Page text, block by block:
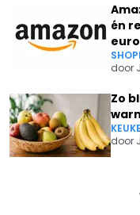
én
euro
door
Zo
door
MICHAEL